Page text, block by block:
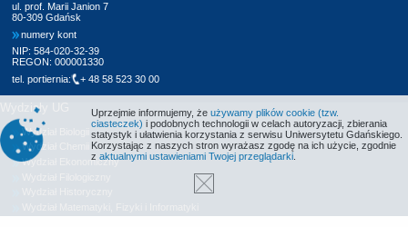
ul. prof. Marii Janion 7
80-309 Gdańsk
numery kont
NIP: 584-020-32-39
REGON: 000001330
tel. portiernia:
+ 48 58 523 30 00
Wydziały UG
Wydział Biologii
Wydział Chemii
Wydział Ekonomiczny
Uprzejmie informujemy, że używamy plików cookie (tzw.
ciasteczek) i podobnych technologii w celach autoryzacji, zbierania
statystyk i ułatwienia korzystania z serwisu Uniwersytetu Gdańskiego.
Korzystając z naszych stron wyrażasz zgodę na ich użycie, zgodnie
z aktualnymi ustawieniami Twojej przeglądarki